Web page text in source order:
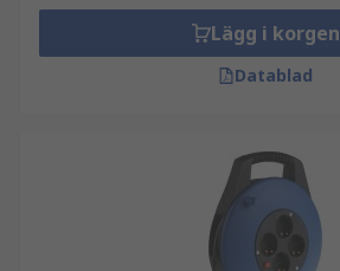
Lägg i korgen
Datablad